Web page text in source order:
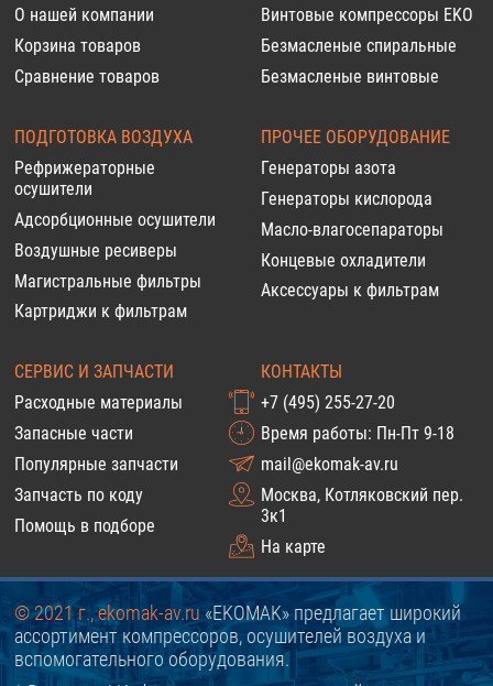
О нашей компании
Корзина товаров
Сравнение товаров
Винтовые компрессоры EKO
Безмасленые спиральные
Безмасленые винтовые
ПОДГОТОВКА ВОЗДУХА
Рефрижераторные
осушители
Адсорбционные осушители
Воздушные ресиверы
Магистральные фильтры
Картриджи к фильтрам
ПРОЧЕЕ ОБОРУДОВАНИЕ
Генераторы азота
Генераторы кислорода
Масло-влагосепараторы
Концевые охладители
Аксессуары к фильтрам
СЕРВИС И ЗАПЧАСТИ
Расходные материалы
Запасные части
Популярные запчасти
Запчасть по коду
Помощь в подборе
КОНТАКТЫ
+7 (495) 255-27-20
Время работы: Пн-Пт 9-18
mail@ekomak-av.ru
Москва, Котляковский пер.
3к1
На карте
© 2021 г., ekomak-av.ru «EKOMAK» предлагает широкий
ассортимент компрессоров, осушителей воздуха и
вспомогательного оборудования.